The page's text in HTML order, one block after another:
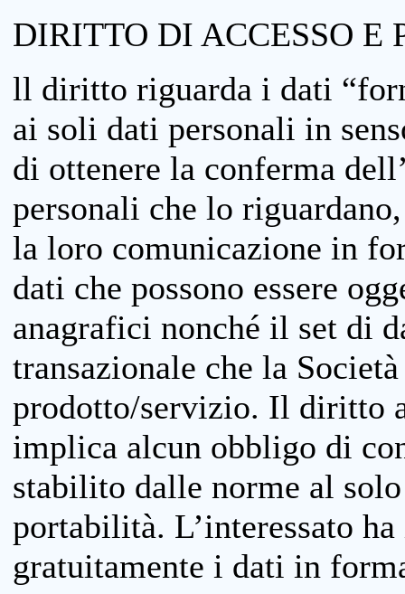
DIRITTO DI ACCESSO
ll diritto riguarda i dati
ai soli dati personali in
di ottenere la conferma
personali che lo
la loro comunicazione in
dati che possono essere
anagrafici nonché il set di
transazionale che la
prodotto/servizio. Il diritto
implica alcun obbligo di
stabilito dalle norme al
portabilità. L’interessato
gratuitamente i dati in